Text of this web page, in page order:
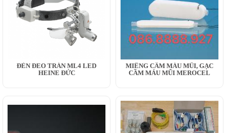
ĐÈN ĐEO TRÁN ML4 LED
HEINE ĐỨC
MIẾNG CẦM MÁU MŨI, GẠC
CẦM MÁU MŨI MEROCEL